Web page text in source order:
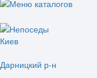
Киев
Дарницкий р-н